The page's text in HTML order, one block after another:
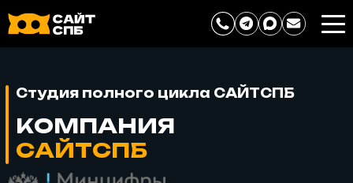
Студия полного цикла САЙТСПБ
КОМПАНИЯ
САЙТСПБ